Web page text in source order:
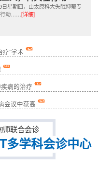
日星期四，由太原科大失眠抑郁专
行动……[详细]
”学术
病的治疗
会议中获高
师联合会诊
多学科会诊中心